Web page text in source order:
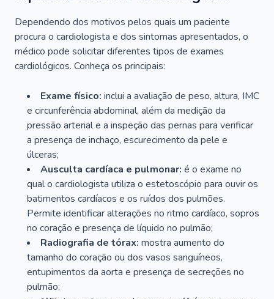
Dependendo dos motivos pelos quais um paciente
procura o cardiologista e dos sintomas apresentados, o
médico pode solicitar diferentes tipos de exames
cardiológicos. Conheça os principais:
Exame físico: inclui a avaliação de peso, altura, IMC
e circunferência abdominal, além da medição da
pressão arterial e a inspeção das pernas para verificar
a presença de inchaço, escurecimento da pele e
úlceras;
Ausculta cardíaca e pulmonar: é o exame no
qual o cardiologista utiliza o estetoscópio para ouvir os
batimentos cardíacos e os ruídos dos pulmões.
Permite identificar alterações no ritmo cardíaco, sopros
no coração e presença de líquido no pulmão;
Radiografia de tórax: mostra aumento do
tamanho do coração ou dos vasos sanguíneos,
entupimentos da aorta e presença de secreções no
pulmão;